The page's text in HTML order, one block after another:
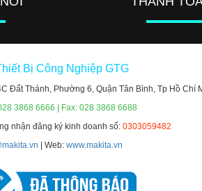
Bị Công Nghiệp GTG
Đất Thánh, Phường 6, Quận Tân Bình, Tp Hồ Chí
3868 6666 | Fax: 028 3868 6688
nhận đăng ký kinh doanh số:0303059482
| Web:www.makita.vn